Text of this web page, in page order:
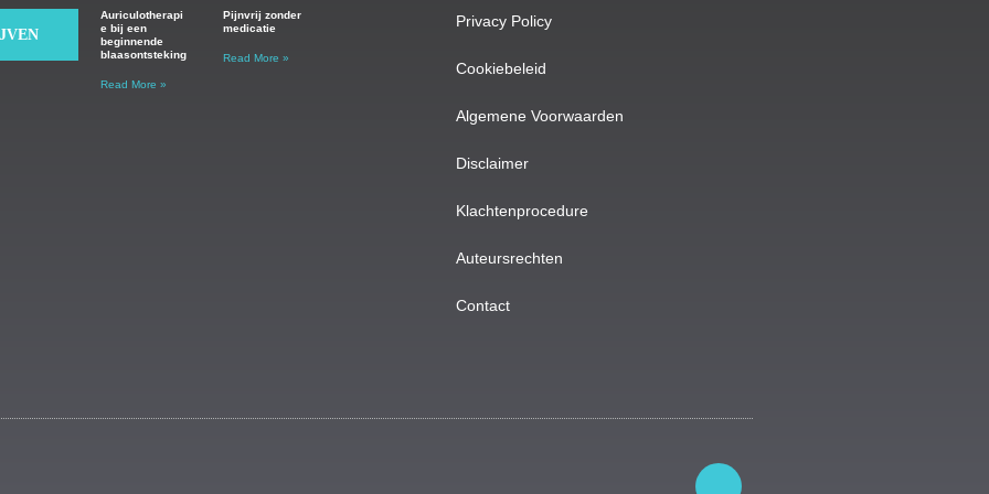
Auriculotherapi
e bij een
beginnende
blaasontsteking
Read More »
Pijnvrij zonder
medicatie
Read More »
Privacy Policy
Cookiebeleid
Algemene Voorwaarden
Disclaimer
Klachtenprocedure
Auteursrechten
Contact